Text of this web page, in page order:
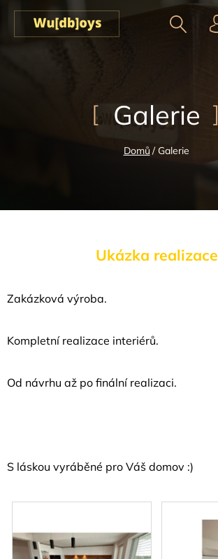
Přejít
obsah
Domů / Galerie
Galerie
Ukázka realizace
Zakázková výroba.
Kompletní realizace interiérů.
Od návrhu až po finální realizaci.
S láskou vyráběné pro Váš domov :)